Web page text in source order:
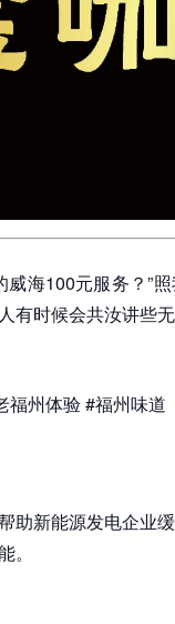
海100元服务？”
有时候会共汝讲些
福州体验 #福州味道
助新能源发电企业